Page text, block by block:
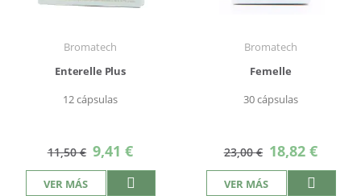
Bromatech
Enterelle Plus
12 cápsulas
11,50 € Precio
especial
9,41 €
VER MÁS
Bromatech
Femelle
30 cápsulas
23,00 € Precio
especial
18,82 €
VER MÁS